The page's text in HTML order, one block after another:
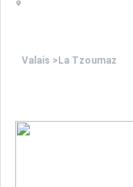
Valais > La Tzoumaz